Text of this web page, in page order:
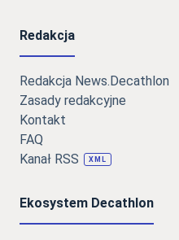
Redakcja
Redakcja News.Decathlon
Zasady redakcyjne
Kontakt
FAQ
Kanał RSS
XML
Ekosystem Decathlon